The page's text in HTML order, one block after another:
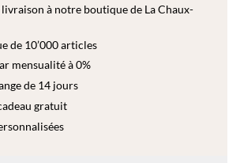
livraison à notre boutique de La Chaux-
de 10’000 articles
mensualité à 0%
de 14 jours
gratuit